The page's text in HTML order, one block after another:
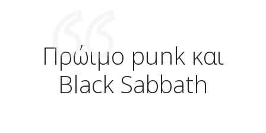
Πρώιμο punk και
Black Sabbath